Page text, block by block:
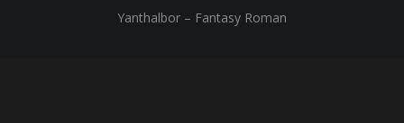
Yanthalbor – Fantasy Roman